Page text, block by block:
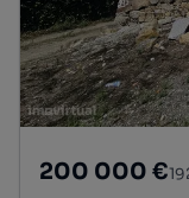
200 000 €